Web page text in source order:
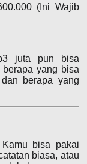
(Ini Wajib
juta pun bisa
yang bisa
berapa yang
bisa pakai
biasa, atau